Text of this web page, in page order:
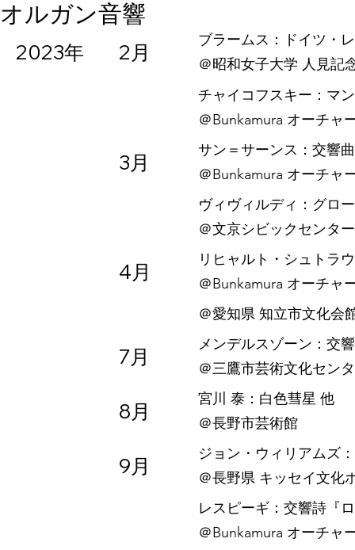
​オルガン音響
2023年 2月
ブラームス：ドイツ・
＠昭和女子大学 人見記
チャイコフスキー：マ
＠Bunkamura オーチャ
3月
サン＝サーンス：交響
＠Bunkamura オーチャ
ヴィヴィルディ：グロ
＠文京シビックセンタ
リヒャルト・シュトラ
＠Bunkamura オーチャ
4月
＠愛知県 知立市文化会
メンデルスゾーン：交
＠三鷹市芸術文化セン
7月
宮川 泰：白色彗星 他
​＠長野市芸術館
8月
ジョン・ウィリアムズ
＠長野県 キッセイ文化
9月
レスピーギ：交響詩『
＠Bunkamura オーチャ